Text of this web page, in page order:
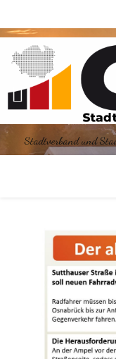
Stadtverband und